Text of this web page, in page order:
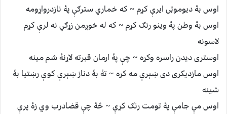
اوس بۀ ديوموټی ايرې کړم ~ که خماري سترګې پۀ نازدرواړومه
اوس بۀ وطن پۀ وينو رنګ کړم ~ که له خوږمن زړګي نه لرې کړم
لاسونه
اوستری ديدن راسره وکړه ~ چې پۀ ارمان قبرته لاړنۀ شم مينه
اوس مازديګری دی ښېرې مه کړه ~ تۀ بۀ دناز ښېرې کوې رښتيا بۀ
شينه
اوس مې جامې پۀ تومت رنګ کړې ~ څۀ چې قضادرب وي زۀ پرې